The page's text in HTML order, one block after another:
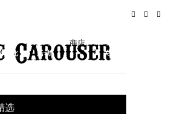
文化 活动
商店
关于
选